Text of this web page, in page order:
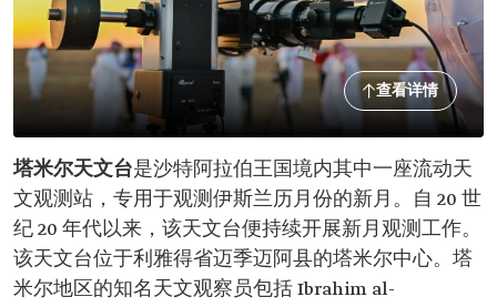
查看详情
塔米尔天文台是沙特阿拉伯王国境内其中一座流动天
文观测站，专用于观测伊斯兰历月份的新月。自 20 世
纪 20 年代以来，该天文台便持续开展新月观测工作。
该天文台位于利雅得省迈季迈阿县的塔米尔中心。塔
米尔地区的知名天文观察员包括 Ibrahim al-